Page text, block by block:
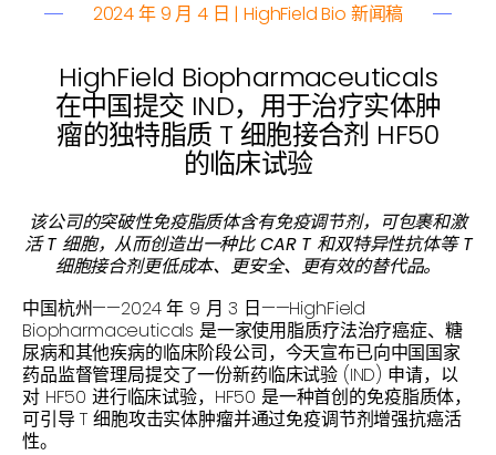
2024 年 9 月 4 日 | HighField Bio 新闻稿
HighField Biopharmaceuticals
在中国提交 IND，用于治疗实体肿
瘤的独特脂质 T 细胞接合剂 HF50
的临床试验
该公司的突破性免疫脂质体含有免疫调节剂，可包裹和激
活 T 细胞，从而创造出一种比 CAR T 和双特异性抗体等 T
细胞接合剂更低成本、更安全、更有效的替代品。
中国杭州——2024 年 9 月 3 日——HighField
Biopharmaceuticals 是一家使用脂质疗法治疗癌症、糖
尿病和其他疾病的临床阶段公司，今天宣布已向中国国家
药品监督管理局提交了一份新药临床试验 (IND) 申请，以
对 HF50 进行临床试验，HF50 是一种首创的免疫脂质体，
可引导 T 细胞攻击实体肿瘤并通过免疫调节剂增强抗癌活
性。